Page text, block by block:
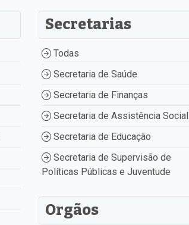
Secretarias
Todas
Secretaria de Saúde
Secretaria de Finanças
Secretaria de Assistência Social
Secretaria de Educação
Secretaria de Supervisão de
Políticas Públicas e Juventude
Orgãos